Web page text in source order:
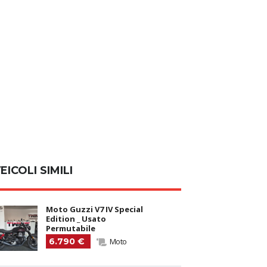
SIMILI
Moto Guzzi V7 IV Special
Edition _ Usato
Permutabile
6.790 €
Moto